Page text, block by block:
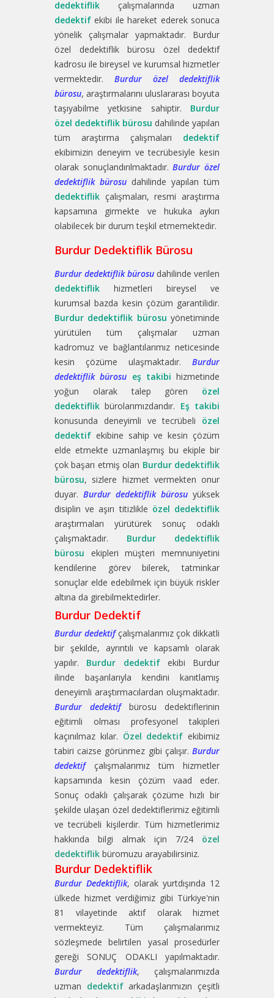
dedektiflik çalışmalarında uzman
dedektif ekibi ile hareket ederek sonuca
yönelik çalışmalar yapmaktadır. Burdur
özel dedektiflik bürosu özel dedektif
kadrosu ile bireysel ve kurumsal hizmetler
vermektedir. Burdur özel dedektiflik
bürosu, araştırmalarını uluslararası boyuta
taşıyabilme yetkisine sahiptir. Burdur
özel dedektiflik bürosu dahilinde yapılan
tüm araştırma çalışmaları dedektif
ekibimizin deneyim ve tecrübesiyle kesin
olarak sonuçlandırılmaktadır.Burdur özel
dedektiflik bürosu dahilinde yapılan tüm
dedektiflik çalışmaları, resmi araştırma
kapsamına girmekte ve hukuka aykırı
olabilecek bir durum teşkil etmemektedir.
Burdur Dedektiflik Bürosu
Burdur dedektiflik bürosu dahilinde verilen
dedektiflik hizmetleri bireysel ve
kurumsal bazda kesin çözüm garantilidir.
Burdur dedektiflik bürosu yönetiminde
yürütülen tüm çalışmalar uzman
kadromuz ve bağlantılarımız neticesinde
kesin çözüme ulaşmaktadır. Burdur
dedektiflik bürosu eş takibi hizmetinde
yoğun olarak talep gören özel
dedektiflik bürolarımızdandır. Eş takibi
konusunda deneyimli ve tecrübeli özel
dedektif ekibine sahip ve kesin çözüm
elde etmekte uzmanlaşmış bu ekiple bir
çok başarı etmiş olan Burdur dedektiflik
bürosu, sizlere hizmet vermekten onur
duyar. Burdur dedektiflik bürosu yüksek
disiplin ve aşırı titizlikle özel dedektiflik
araştırmaları yürütürek sonuç odaklı
çalışmaktadır. Burdur dedektiflik
bürosu ekipleri müşteri memnuniyetini
kendilerine görev bilerek, tatminkar
sonuçlar elde edebilmek için büyük riskler
altına da girebilmektedirler.
Burdur Dedektif
Burdur dedektifçalışmalarımız çok dikkatli
bir şekilde, ayrıntılı ve kapsamlı olarak
yapılır. Burdur dedektifekibi Burdur
ilinde başarılarıyla kendini kanıtlamış
deneyimli araştırmacılardan oluşmaktadır.
Burdur dedektifbürosu dedektiflerinin
eğitimli olması profesyonel takipleri
kaçınılmaz kılar. Özel dedektif ekibimiz
tabiri caizse görünmez gibi çalışır. Burdur
dedektifçalışmalarımız tüm hizmetler
kapsamında kesin çözüm vaad eder.
Sonuç odaklı çalışarak çözüme hızlı bir
şekilde ulaşan özel dedektiflerimiz eğitimli
ve tecrübeli kişilerdir. Tüm hizmetlerimiz
hakkında bilgi almak için 7/24 özel
dedektiflik büromuzu arayabilirsiniz.
Burdur Dedektiflik
Burdur Dedektiflik, olarak yurtdışında 12
ülkede hizmet verdiğimiz gibi Türkiye'nin
81 vilayetinde aktif olarak hizmet
vermekteyiz. Tüm çalışmalarımız
sözleşmede belirtilen yasal prosedürler
gereği SONUÇ ODAKLI yapılmaktadır.
Burdur dedektiflik, çalışmalarımızda
uzman dedektifarkadaşlarımızın çeşitli